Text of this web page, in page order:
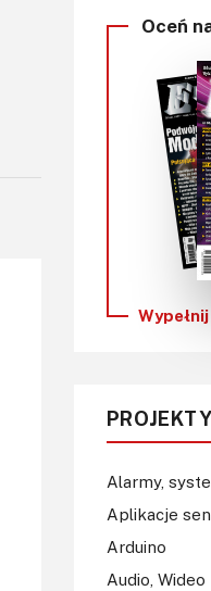
Oceń
Alarmy,
Aplikacje
Arduino
Audio, Wideo